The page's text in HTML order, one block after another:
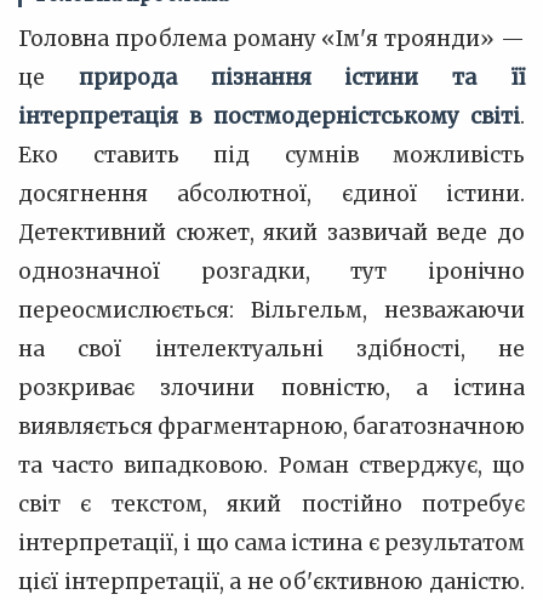
Головна проблема роману «Ім'я троянди» —
це природа пізнання істини та її
інтерпретація в постмодерністському світі.
Еко ставить під сумнів можливість
досягнення абсолютної, єдиної істини.
Детективний сюжет, який зазвичай веде до
однозначної розгадки, тут іронічно
переосмислюється: Вільгельм, незважаючи
на свої інтелектуальні здібності, не
розкриває злочини повністю, а істина
виявляється фрагментарною, багатозначною
та часто випадковою. Роман стверджує, що
світ є текстом, який постійно потребує
інтерпретації, і що сама істина є результатом
цієї інтерпретації, а не об'єктивною даністю.